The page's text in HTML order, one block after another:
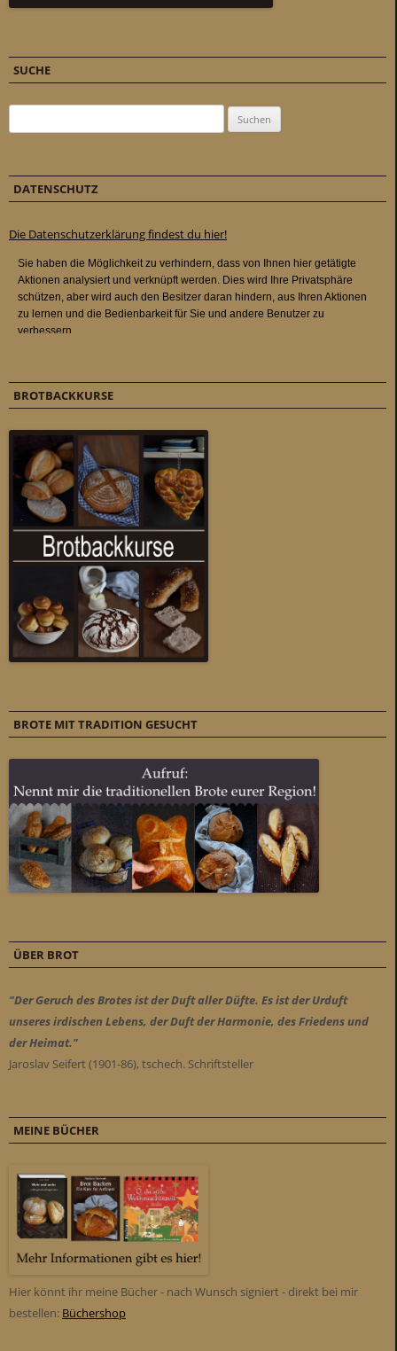
SUCHE
DATENSCHUTZ
Die Datenschutzerklärung findest du hier!
BROTBACKKURSE
BROTE MIT TRADITION GESUCHT
ÜBER BROT
"Der Geruch des Brotes ist der Duft aller Düfte. Es ist der Urduft
unseres irdischen Lebens, der Duft der Harmonie, des Friedens und
der Heimat."
Jaroslav Seifert (1901-86), tschech. Schriftsteller
MEINE BÜCHER
Hier könnt ihr meine Bücher - nach Wunsch signiert - direkt bei mir
bestellen: Büchershop